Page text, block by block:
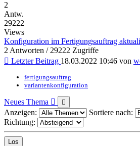
2
Antw.
29222
Views
Konfiguration im Fertigungsauftrag
2 Antworten / 29222 Zugriffe
Letzter Beitrag 18.03.2022 10:46 von
fertigungsauftrag
variantenkonfiguration
Neues Thema
Anzeigen:
Sortiere nach:
Richtung: